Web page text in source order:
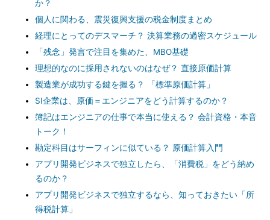
か？
個人に関わる、震災復興支援の税金制度まとめ
経理にとってのデスマーチ？ 決算業務の過密スケジュール
「残念」発言で注目を集めた、MBO基礎
理想的なのに採用されないのはなぜ？ 直接原価計算
製造業が成功する鍵を握る？ 「標準原価計算」
SI企業は、原価＝エンジニアをどう計算するのか？
簿記はエンジニアの仕事で本当に使える？ 会計資格・本音
トーク！
勘定科目はサーフィンに似ている？ 原価計算入門
アプリ開発ビジネスで独立したら、「消費税」をどう納め
るのか？
アプリ開発ビジネスで独立するなら、知っておきたい「所
得税計算」